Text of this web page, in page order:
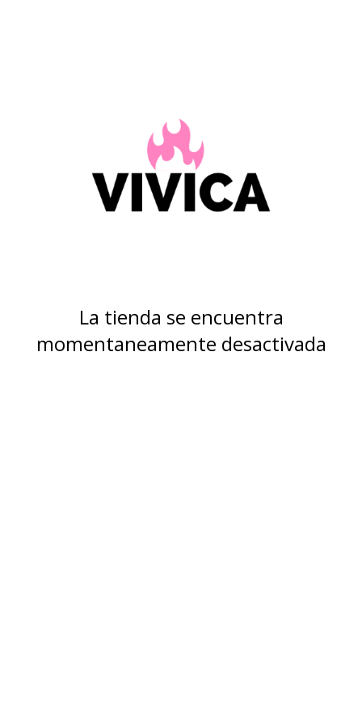
La tienda se encuentra
momentaneamente desactivada